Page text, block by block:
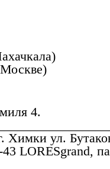
4.
Химки ул.
LORESgrand,